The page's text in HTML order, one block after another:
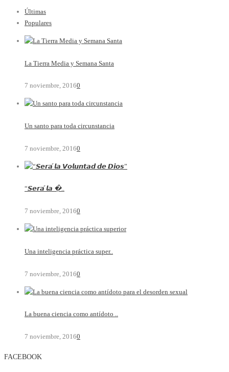
Últimas
Populares
La Tierra Media y Semana Santa
7 noviembre, 20160
Un santo para toda circunstancia
7 noviembre, 20160
“𝙎𝙚𝙧𝙖́ 𝙡𝙖 �..
7 noviembre, 20160
Una inteligencia práctica super..
7 noviembre, 20160
La buena ciencia como antídoto ..
7 noviembre, 20160
FACEBOOK